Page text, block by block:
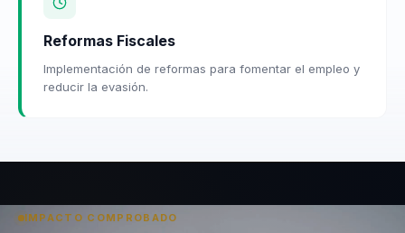
Reformas Fiscales
Implementación de reformas para fomentar el empleo y
reducir la evasión.
IMPACTO COMPROBADO